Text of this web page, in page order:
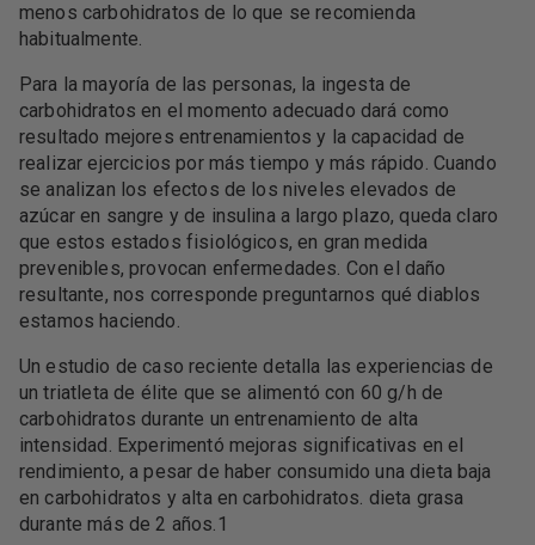
menos carbohidratos de lo que se recomienda
habitualmente.
Para la mayoría de las personas, la ingesta de
carbohidratos en el momento adecuado dará como
resultado mejores entrenamientos y la capacidad de
realizar ejercicios por más tiempo y más rápido. Cuando
se analizan los efectos de los niveles elevados de
azúcar en sangre y de insulina a largo plazo, queda claro
que estos estados fisiológicos, en gran medida
prevenibles, provocan enfermedades. Con el daño
resultante, nos corresponde preguntarnos qué diablos
estamos haciendo.
Un estudio de caso reciente detalla las experiencias de
un triatleta de élite que se alimentó con 60 g/h de
carbohidratos durante un entrenamiento de alta
intensidad. Experimentó mejoras significativas en el
rendimiento, a pesar de haber consumido una dieta baja
en carbohidratos y alta en carbohidratos. dieta grasa
durante más de 2 años.1